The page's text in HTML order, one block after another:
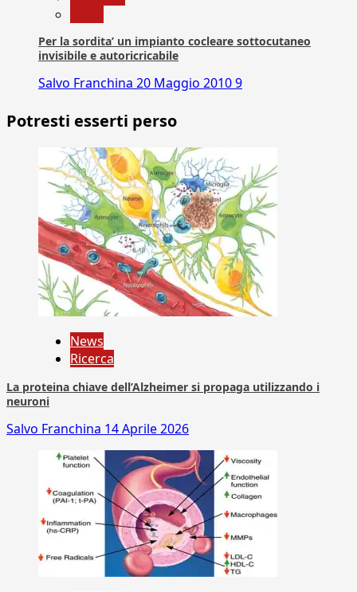
Per la sordita’ un impianto cocleare sottocutaneo
invisibile e autoricricabile
Salvo Franchina 20 Maggio 20109
Potresti esserti perso
News
Ricerca
La proteina chiave dell’Alzheimer si propaga utilizzando i
neuroni
Salvo Franchina 14 Aprile 2026